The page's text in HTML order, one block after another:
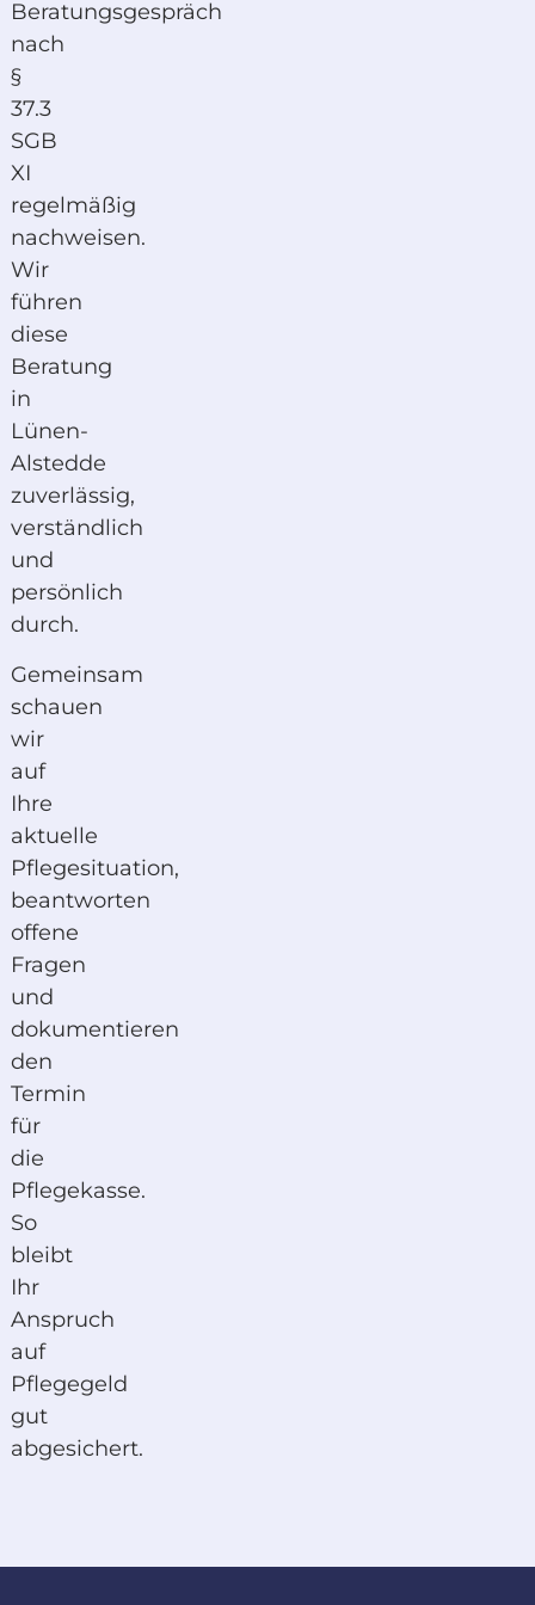
Beratungsgespräch
nach
§
37.3
SGB
XI
regelmäßig
nachweisen.
Wir
führen
diese
Beratung
in
Lünen-
Alstedde
zuverlässig,
verständlich
und
persönlich
durch.
Gemeinsam
schauen
wir
auf
Ihre
aktuelle
Pflegesituation,
beantworten
offene
Fragen
und
dokumentieren
den
Termin
für
die
Pflegekasse.
So
bleibt
Ihr
Anspruch
auf
Pflegegeld
gut
abgesichert.